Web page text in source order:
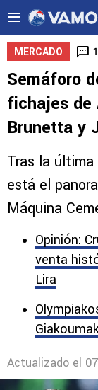
MERCADO 1
Semáforo
fichajes de
Brunetta y
Tras la última
está el
Máquina
Opinión:
venta
Lira
Actualizado el